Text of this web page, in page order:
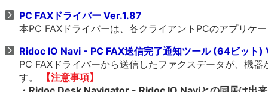
PC FAXドライバー Ver.1.87
本PC FAXドライバーは、各クライアントPCのアプリケ
Ridoc IO Navi - PC FAX送信完了通知ツール (64ビット
PC FAXドライバーから送信したファクスデータが、機
す。
【注意事項】